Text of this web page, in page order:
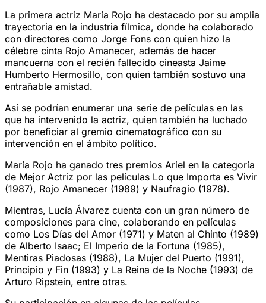
La primera actriz María Rojo ha destacado por su amplia
trayectoria en la industria fílmica, donde ha colaborado
con directores como Jorge Fons con quien hizo la
célebre cinta Rojo Amanecer, además de hacer
mancuerna con el recién fallecido cineasta Jaime
Humberto Hermosillo, con quien también sostuvo una
entrañable amistad.
Así se podrían enumerar una serie de películas en las
que ha intervenido la actriz, quien también ha luchado
por beneficiar al gremio cinematográfico con su
intervención en el ámbito político.
María Rojo ha ganado tres premios Ariel en la categoría
de Mejor Actriz por las películas Lo que Importa es Vivir
(1987), Rojo Amanecer (1989) y Naufragio (1978).
Mientras, Lucía Álvarez cuenta con un gran número de
composiciones para cine, colaborando en películas
como Los Días del Amor (1971) y Maten al Chinto (1989)
de Alberto Isaac; El Imperio de la Fortuna (1985),
Mentiras Piadosas (1988), La Mujer del Puerto (1991),
Principio y Fin (1993) y La Reina de la Noche (1993) de
Arturo Ripstein, entre otras.